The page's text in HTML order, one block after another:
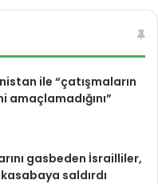
bo
ile “çatışmaların
gasbeden İsrailliler,
saldırdı